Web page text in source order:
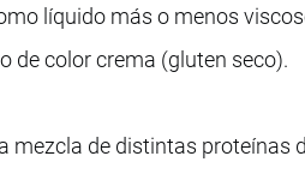
líquido más o menos
de color crema (gluten seco).
mezcla de distintas proteínas